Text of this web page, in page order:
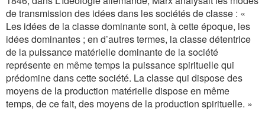
de transmission des idées dans les sociétés de classe : «
Les idées de la classe dominante sont, à cette époque, les
idées dominantes ; en d’autres termes, la classe détentrice
de la puissance matérielle dominante de la société
représente en même temps la puissance spirituelle qui
prédomine dans cette société. La classe qui dispose des
moyens de la production matérielle dispose en même
temps, de ce fait, des moyens de la production spirituelle. »